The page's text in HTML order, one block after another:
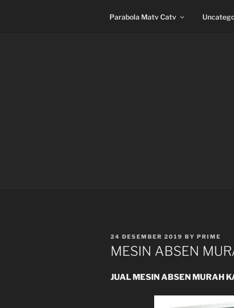
Parabola Matv Catv
POSTED
ON
24 DESEMBER 2019 BY PRIME
MESIN ABSEN
JUAL MESIN ABSEN MURAH